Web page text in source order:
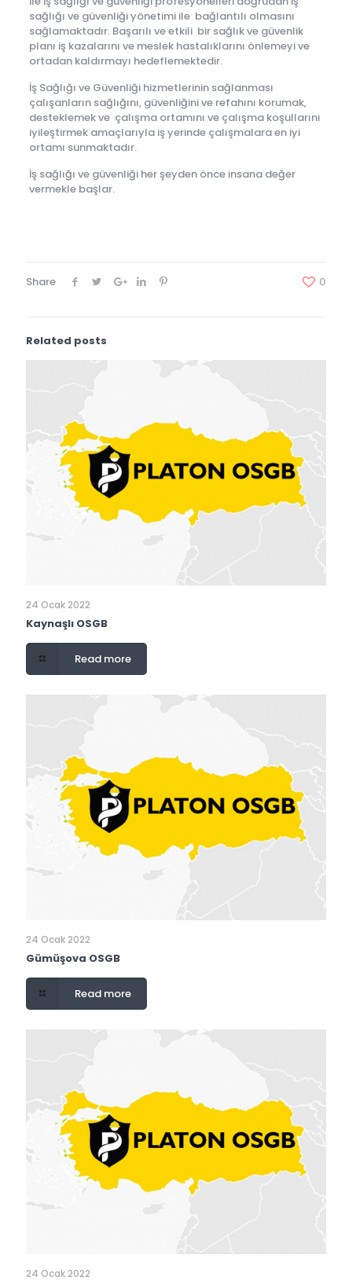
sağlığı ve güvenliği yönetimi ile bağlantılı olmasını
sağlamaktadır. Başarılı ve etkili bir sağlık ve güvenlik
planı iş kazalarını ve meslek hastalıklarını önlemeyi ve
ortadan kaldırmayı hedeflemektedir.
İş Sağlığı ve Güvenliği hizmetlerinin sağlanması
çalışanların sağlığını, güvenliğini ve refahını korumak,
desteklemek ve çalışma ortamını ve çalışma koşullarını
iyileştirmek amaçlarıyla iş yerinde çalışmalara en iyi
ortamı sunmaktadır.
İş sağlığı ve güvenliği her şeyden önce insana değer
vermekle başlar.
Share 0
Related posts
24 Ocak 2022
Kaynaşlı OSGB
Read more
24 Ocak 2022
Gümüşova OSGB
Read more
24 Ocak 2022